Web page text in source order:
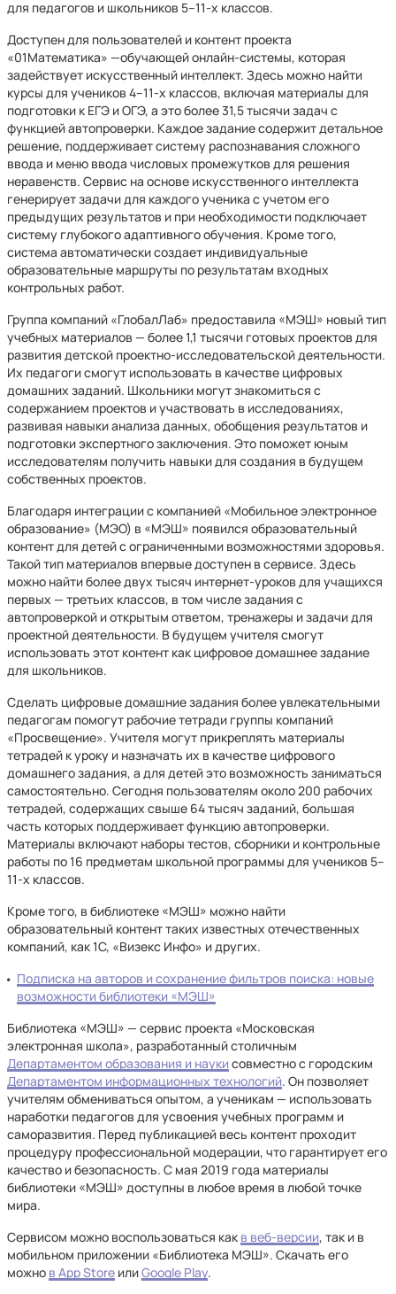
для педагогов и школьников 5–11-х классов.
Доступен для пользователей и контент проекта
«01Математика» —обучающей онлайн-системы, которая
задействует искусственный интеллект. Здесь можно найти
курсы для учеников 4–11-х классов, включая материалы для
подготовки к ЕГЭ и ОГЭ, а это более 31,5 тысячи задач с
функцией автопроверки. Каждое задание содержит детальное
решение, поддерживает систему распознавания сложного
ввода и меню ввода числовых промежутков для решения
неравенств. Сервис на основе искусственного интеллекта
генерирует задачи для каждого ученика с учетом его
предыдущих результатов и при необходимости подключает
систему глубокого адаптивного обучения. Кроме того,
система автоматически создает индивидуальные
образовательные маршруты по результатам входных
контрольных работ.
Группа компаний «ГлобалЛаб» предоставила «МЭШ» новый тип
учебных материалов — более 1,1 тысячи готовых проектов для
развития детской проектно-исследовательской деятельности.
Их педагоги смогут использовать в качестве цифровых
домашних заданий. Школьники могут знакомиться с
содержанием проектов и участвовать в исследованиях,
развивая навыки анализа данных, обобщения результатов и
подготовки экспертного заключения. Это поможет юным
исследователям получить навыки для создания в будущем
собственных проектов.
Благодаря интеграции с компанией «Мобильное электронное
образование» (МЭО) в «МЭШ» появился образовательный
контент для детей с ограниченными возможностями здоровья.
Такой тип материалов впервые доступен в сервисе. Здесь
можно найти более двух тысяч интернет-уроков для учащихся
первых — третьих классов, в том числе задания с
автопроверкой и открытым ответом, тренажеры и задачи для
проектной деятельности. В будущем учителя смогут
использовать этот контент как цифровое домашнее задание
для школьников.
Сделать цифровые домашние задания более увлекательными
педагогам помогут рабочие тетради группы компаний
«Просвещение». Учителя могут прикреплять материалы
тетрадей к уроку и назначать их в качестве цифрового
домашнего задания, а для детей это возможность заниматься
самостоятельно. Сегодня пользователям около 200 рабочих
тетрадей, содержащих свыше 64 тысяч заданий, большая
часть которых поддерживает функцию автопроверки.
Материалы включают наборы тестов, сборники и контрольные
работы по 16 предметам школьной программы для учеников 5–
11-х классов.
Кроме того, в библиотеке «МЭШ» можно найти
образовательный контент таких известных отечественных
компаний, как 1С, «Визекс Инфо» и других.
Подписка на авторов и сохранение фильтров поиска: новые
возможности библиотеки «МЭШ»
Библиотека «МЭШ» — сервис проекта «Московская
электронная школа», разработанный столичным
Департаментом образования и науки совместно с городским
Департаментом информационных технологий. Он позволяет
учителям обмениваться опытом, а ученикам — использовать
наработки педагогов для усвоения учебных программ и
саморазвития. Перед публикацией весь контент проходит
процедуру профессиональной модерации, что гарантирует его
качество и безопасность. С мая 2019 года материалы
библиотеки «МЭШ» доступны в любое время в любой точке
мира.
Сервисом можно воспользоваться как в веб-версии, так и в
мобильном приложении «Библиотека МЭШ». Скачать его
можно в App Store илиGoogle Play.